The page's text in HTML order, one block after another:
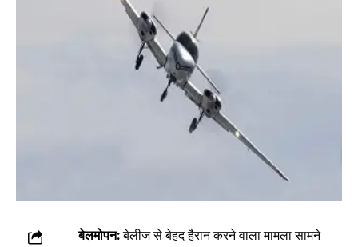
बेलमोपन:बेलीज से बेहद हैरान करने वाला मामला सामने